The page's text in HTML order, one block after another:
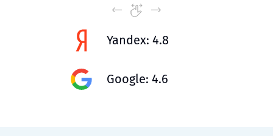
Yandex: 4.8
Google: 4.6